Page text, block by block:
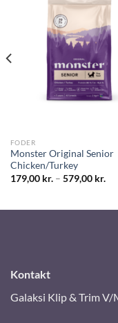
FODER
Monster Original Senior
Chicken/Turkey
179,00 kr.– 579,00 kr.
Kontakt
Galaksi Klip & Trim